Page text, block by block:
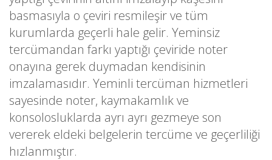
basmasıyla o çeviri resmileşir ve tüm
kurumlarda geçerli hale gelir. Yeminsiz
tercümandan farkı yaptığı çeviride noter
onayına gerek duymadan kendisinin
imzalamasıdır. Yeminli tercüman hizmetleri
sayesinde noter, kaymakamlık ve
konsolosluklarda ayrı ayrı gezmeye son
vererek eldeki belgelerin tercüme ve geçerliliği
hızlanmıştır.